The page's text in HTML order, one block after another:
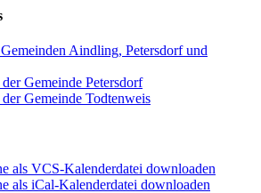
Aindling, Petersdorf und
Gemeinde Petersdorf
Gemeinde Todtenweis
als VCS-Kalenderdatei downloaden
als iCal-Kalenderdatei downloaden